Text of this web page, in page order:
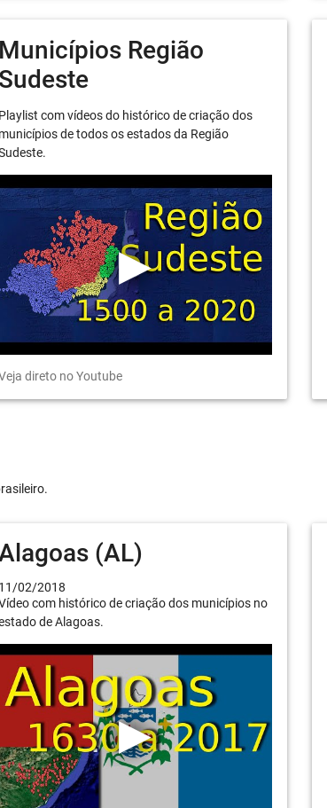
Municípios Região
Sudeste
Playlist com vídeos do histórico de criação dos
municípios de todos os estados da Região
direto no Youtube
(AL)
11/02/2018
com histórico de criação dos municípios no
de Alagoas.